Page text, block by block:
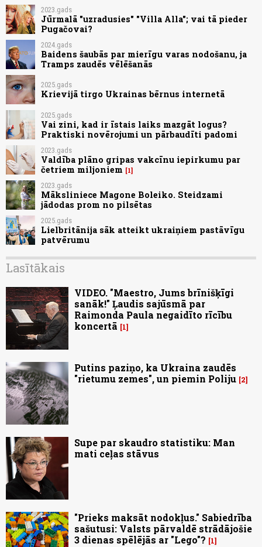
2023.gads
Jūrmalā "uzradusies" "Villa Alla"; vai tā pieder
Pugačovai?
2024.gads
Baidens šaubās par mierīgu varas nodošanu, ja
Tramps zaudēs vēlēšanās
2025.gads
Krievijā tirgo Ukrainas bērnus internetā
2025.gads
Vai zini, kad ir īstais laiks mazgāt logus?
Praktiski novērojumi un pārbaudīti padomi
2023.gads
Valdība plāno gripas vakcīnu iepirkumu par
četriem miljoniem
1
2023.gads
Māksliniece Magone Boleiko. Steidzami
jādodas prom no pilsētas
2025.gads
Lielbritānija sāk atteikt ukraiņiem pastāvīgu
patvērumu
Lasītākais
VIDEO. "Maestro, Jums brīnišķīgi
sanāk!" Ļaudis sajūsmā par
Raimonda Paula negaidīto rīcību
koncertā
1
Putins paziņo, ka Ukraina zaudēs
"rietumu zemes", un piemin Poliju 2
Supe par skaudro statistiku: Man
mati ceļas stāvus
"Prieks maksāt nodokļus." Sabiedrība
sašutusi: Valsts pārvaldē strādājošie
3 dienas spēlējās ar "Lego"?
1